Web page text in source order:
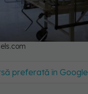
preferată în Google